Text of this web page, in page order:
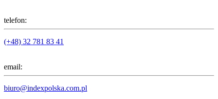
telefon:
(+48) 32 781 83 41
email:
biuro@indexpolska.com.pl